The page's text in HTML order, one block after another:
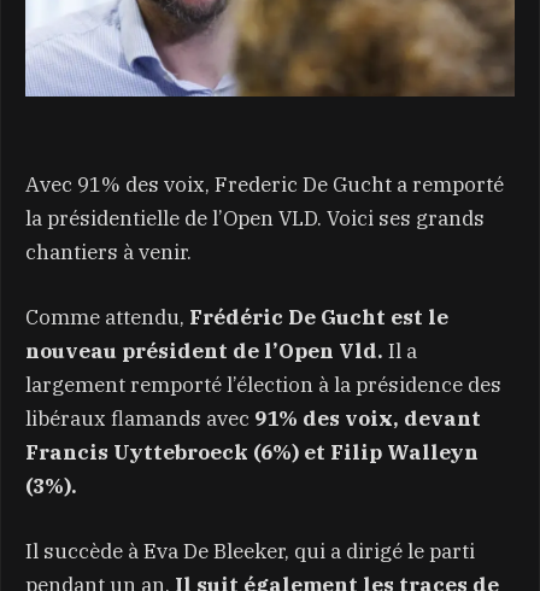
Avec 91% des voix, Frederic De Gucht a remporté
la présidentielle de l’Open VLD. Voici ses grands
chantiers à venir.
Comme attendu, Frédéric De Gucht est le
nouveau président de l’Open Vld. Il a
largement remporté l’élection à la présidence des
libéraux flamands avec 91% des voix, devant
Francis Uyttebroeck (6%) et Filip Walleyn
(3%).
Il succède à Eva De Bleeker, qui a dirigé le parti
pendant un an. Il suit également les traces de